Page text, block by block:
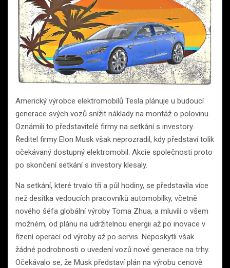
Americký výrobce elektromobilů Tesla plánuje u budoucí
generace svých vozů snížit náklady na montáž o polovinu.
Oznámili to představitelé firmy na setkání s investory.
Ředitel firmy Elon Musk však neprozradil, kdy představí tolik
očekávaný dostupný elektromobil. Akcie společnosti proto
po skončení setkání s investory klesaly.
Na setkání, které trvalo tři a půl hodiny, se představila více
než desítka vedoucích pracovníků automobilky, včetně
nového šéfa globální výroby Toma Zhua, a mluvili o všem
možném, od plánu na udržitelnou energii až po inovace v
řízení operací od výroby až po servis. Neposkytli však
žádné podrobnosti o uvedení vozů nové generace na trhy.
Očekávalo se, že Musk představí plán na výrobu cenově